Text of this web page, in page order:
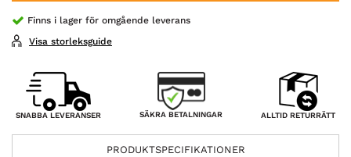
Finns i lager för omgående leverans
Visa storleksguide
SNABBA LEVERANSER SÄKRA BETALNINGAR ALLTID RETURRÄTT
PRODUKTSPECIFIKATIONER